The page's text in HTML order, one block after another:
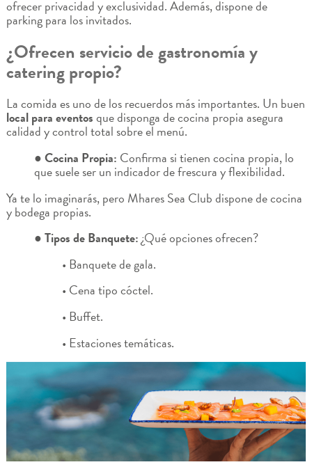
ofrecer privacidad y exclusividad. Además, dispone de
parking para los invitados.
¿Ofrecen servicio de gastronomía y
catering propio?
La comida es uno de los recuerdos más importantes. Un buen
local para eventosque disponga de cocina propia asegura
calidad y control total sobre el menú.
● Cocina Propia: Confirma si tienen cocina propia, lo
que suele ser un indicador de frescura y flexibilidad.
Ya te lo imaginarás, pero Mhares Sea Club dispone de cocina
y bodega propias.
● Tipos de Banquete:¿Qué opciones ofrecen?
• Banquete de gala.
• Cena tipo cóctel.
• Buffet.
• Estaciones temáticas.